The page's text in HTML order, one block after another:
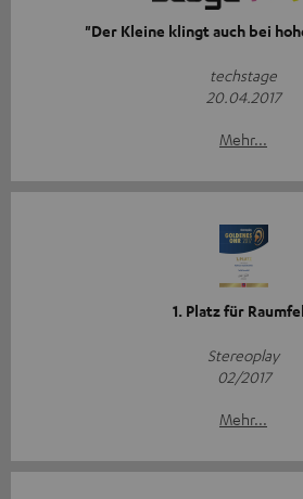
"Der Kleine klingt auch bei
techstage
20.04.2017
Mehr...
1. Platz für
Stereoplay
02/2017
Mehr...